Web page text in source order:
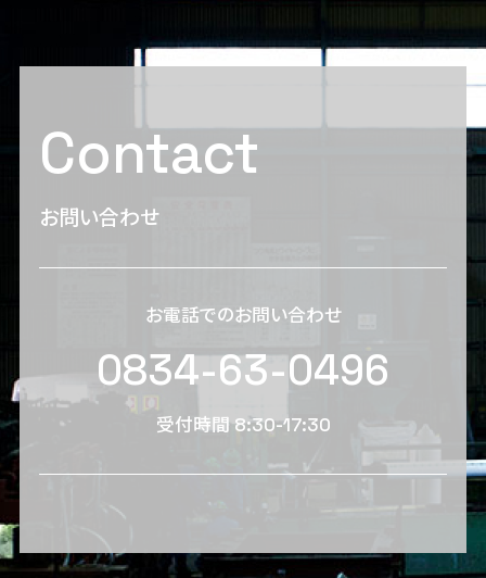
Contact
お問い合わせ
お電話でのお問い合わせ
0834-63-0496
受付時間 8:30-17:30